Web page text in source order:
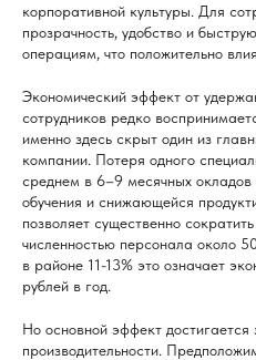
корпоративной культуры. Для
прозрачность, удобство и
операциям, что положительно
Экономический эффект от
сотрудников редко
именно здесь скрыт один из
компании. Потеря одного
среднем в 6–9 месячных
обучения и снижающейся
позволяет существенно
численностью персонала около
в районе 11-13% это означает
рублей в год.
Но основной эффект достигается
производительности.